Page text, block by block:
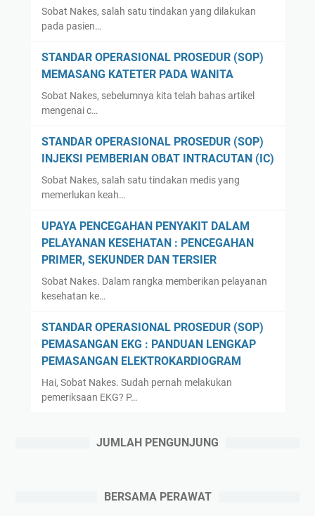
Sobat Nakes, salah satu tindakan yang dilakukan
pada pasien…
STANDAR OPERASIONAL PROSEDUR (SOP)
MEMASANG KATETER PADA WANITA
Sobat Nakes, sebelumnya kita telah bahas artikel
mengenai c…
STANDAR OPERASIONAL PROSEDUR (SOP)
INJEKSI PEMBERIAN OBAT INTRACUTAN (IC)
Sobat Nakes, salah satu tindakan medis yang
memerlukan keah…
UPAYA PENCEGAHAN PENYAKIT DALAM
PELAYANAN KESEHATAN : PENCEGAHAN
PRIMER, SEKUNDER DAN TERSIER
Sobat Nakes. Dalam rangka memberikan pelayanan
kesehatan ke…
STANDAR OPERASIONAL PROSEDUR (SOP)
PEMASANGAN EKG : PANDUAN LENGKAP
PEMASANGAN ELEKTROKARDIOGRAM
Hai, Sobat Nakes. Sudah pernah melakukan
pemeriksaan EKG? P…
JUMLAH PENGUNJUNG
BERSAMA PERAWAT